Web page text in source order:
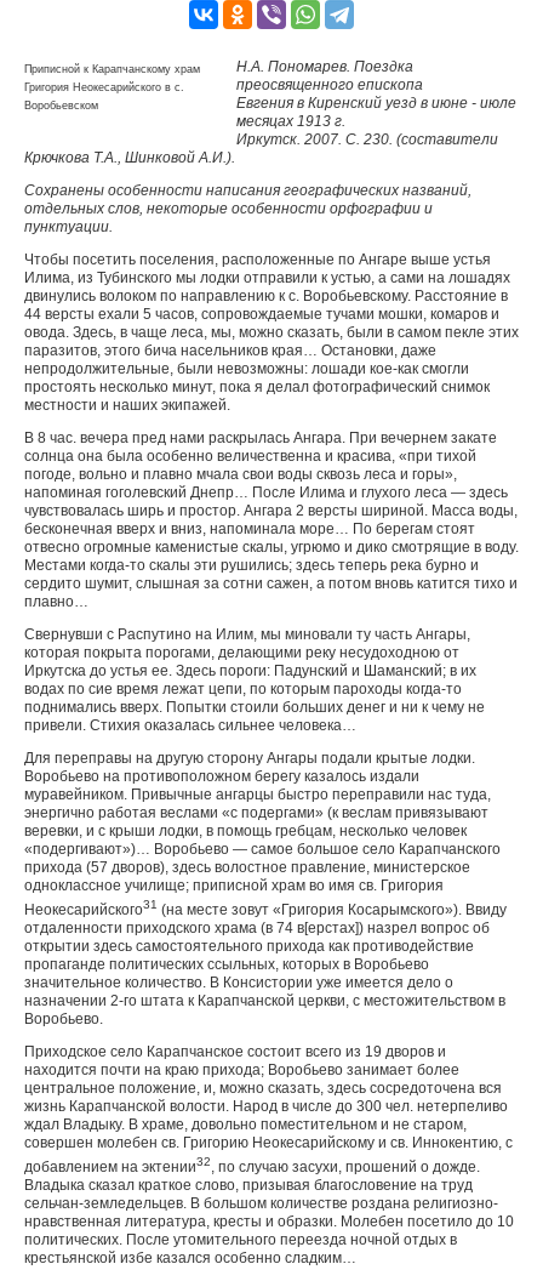
Приписной к Карапчанскому храм
Григория Неокесарийского в с.
Воробьевском
Н.А. Пономарев. Поездка
преосвященного епископа
Евгения в Киренский уезд в июне - июле
месяцах 1913 г.
Иркутск. 2007. С. 230. (составители
Крючкова Т.А., Шинковой А.И.).
Сохранены особенности написания географических названий,
отдельных слов, некоторые особенности орфографии и
пунктуации.
Чтобы посетить поселения, расположенные по Ангаре выше устья
Илима, из Тубинского мы лодки отправили к устью, а сами на лошадях
двинулись волоком по направ­лению к с. Воробьевскому. Расстояние в
44 версты ехали 5 часов, сопровождаемые тучами мошки, комаров и
овода. Здесь, в чаще леса, мы, можно сказать, были в самом пекле этих
паразитов, этого бича насельников края… Остановки, даже
непродолжительные, были невозможны: лошади кое-как смогли
простоять несколько минут, пока я делал фотографический снимок
местности и наших экипажей.
В 8 час. вечера пред нами раскрылась Ангара. При ве­чернем закате
солнца она была особенно величественна и красива, «при тихой
погоде, вольно и плавно мчала свои воды сквозь леса и горы»,
напоминая гоголевский Днепр… После Илима и глухого леса — здесь
чувствовалась ширь и простор. Ангара 2 версты шириной. Масса воды,
беско­нечная вверх и вниз, напоминала море… По берегам стоят
отвесно огромные каменистые скалы, угрюмо и дико смот­рящие в воду.
Местами когда-то скалы эти рушились; здесь теперь река бурно и
сердито шумит, слышная за сотни са­жен, а потом вновь катится тихо и
плавно…
Свернувши с Распутино на Илим, мы миновали ту часть Ангары,
которая покрыта порогами, делающими реку не­судоходною от
Иркутска до устья ее. Здесь пороги: Па­дунский и Шаманский; в их
водах по сие время лежат цепи, по которым пароходы когда-то
поднимались вверх. Попытки стоили больших денег и ни к чему не
привели. Стихия оказалась сильнее человека…
Для переправы на другую сторону Ангары подали кры­тые лодки.
Воробьево на противоположном берегу казалось издали
муравейником. Привычные ангарцы быстро пере­правили нас туда,
энергично работая веслами «с подерга­ми» (к веслам привязывают
веревки, и с крыши лодки, в помощь гребцам, несколько человек
«подергивают»)… Воробьево — самое большое село Карапчанского
прихо­да (57 дворов), здесь волостное правление, министерское
одноклассное училище; приписной храм во имя св. Григо­рия
Неокесарийского31 (на месте зовут «Григория Косарымского»). Ввиду
отдаленности приходского храма (в 74 в[ерстах]) назрел вопрос об
открытии здесь само­стоятельного прихода как противодействие
пропаганде по­литических ссыльных, которых в Воробьево
значительное количество. В Консистории уже имеется дело о
назначении 2-го штата к Карапчанской церкви, с местожительством в
Воробьево.
Приходское село Карапчанское состоит всего из 19 дво­ров и
находится почти на краю прихода; Воробьево зани­мает более
центральное положение, и, можно сказать, здесь сосредоточена вся
жизнь Карапчанской волости. Народ в числе до 300 чел. нетерпеливо
ждал Владыку. В храме, довольно поместительном и не старом,
совершен молебен св. Григорию Неокесарийскому и св. Иннокентию, с
добав­лением на эктении32, по случаю засухи, прошений о дожде.
Владыка сказал краткое слово, призывая благословение на труд
сельчан-земледельцев. В большом количестве роздана религиозно-
нравственная литература, кресты и образки. Молебен посетило до 10
политических. После утомитель­ного переезда ночной отдых в
крестьянской избе казался особенно сладким…